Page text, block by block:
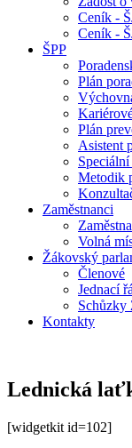
Ceník -
Ceník -
ŠPP
Plán
Plán
Asistent
Metodik
Zaměstnanci
Volná
Žákovský
Členové
Jednací
Schůzky
Kontakty
Lednická
[widgetkit id=102]